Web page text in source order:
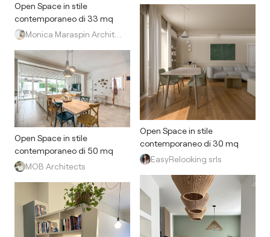
Open Space in stile
contemporaneo di 33 mq
Open Space in stile
contemporaneo di 50 mq
MOB Architects
Open Space in stile
contemporaneo di 30 mq
EasyRelooking srls